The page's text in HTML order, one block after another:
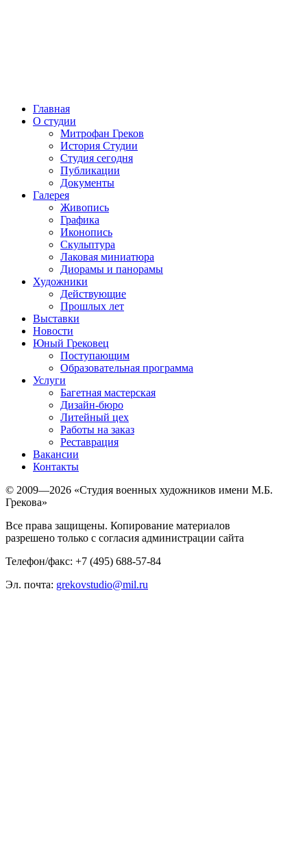
Главная
О студии
Митрофан Греков
История Студии
Студия сегодня
Публикации
Документы
Галерея
Живопись
Графика
Иконопись
Скульптура
Лаковая миниатюра
Диорамы и панорамы
Художники
Действующие
Прошлых лет
Выставки
Новости
Юный Грековец
Поступающим
Образовательная программа
Услуги
Багетная мастерская
Дизайн-бюро
Литейный цех
Работы на заказ
Реставрация
Вакансии
Контакты
© 2009—2026 «Студия военных художников имени М.Б.
Грекова»
Все права защищены. Копирование материалов
разрешено только с согласия администрации сайта
Телефон/факс: +7 (495) 688-57-84
Эл. почта: grekovstudio@mil.ru